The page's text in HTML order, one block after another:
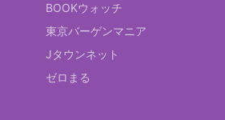
BOOKウォッチ
東京バーゲンマニア
Jタウンネット
ゼロまる